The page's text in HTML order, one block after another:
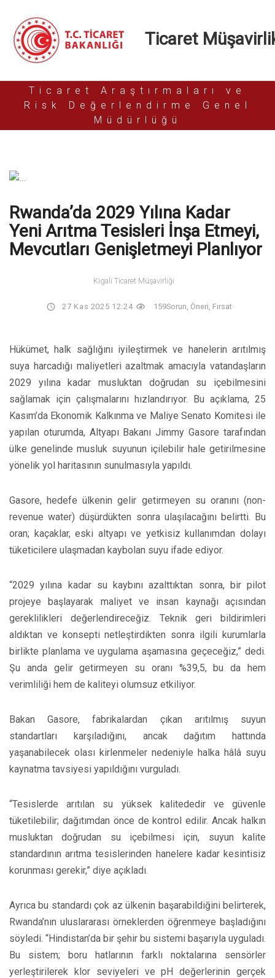
Ticaret
Ticaret Araştırmaları ve
Risk Değerlendirme Genel
Müdürlüğü
Rwanda’da 2029 Yılına Kadar
Yeni Arıtma Tesisleri İnşa Etmeyi,
Mevcutları Genişletmeyi Planlıyor
Kigali Ticaret Müşavirliği
27 Kas 2025 12:24 159Sorun, Öneri, Fırsat
Hükümet, halk sağlığını iyileştirmek ve hanelerin arıtılmış
suya harcadığı maliyetleri azaltmak amacıyla vatandaşların
2029 yılına kadar musluktan doğrudan su içebilmesini
sağlamak için çalışmalarını hızlandırıyor. Bu açıklama, 25
Kasım’da Ekonomik Kalkınma ve Maliye Senato Komitesi ile
yapılan oturumda, Altyapı Bakanı Jimmy Gasore tarafından
ülke genelinde musluk suyunun içilebilir hale getirilmesine
yönelik yol haritasının sunulmasıyla yapıldı.
Gasore, hedefe ülkenin gelir getirmeyen su oranını (non-
revenue water) düşürdükten sonra ulaşılacağını belirtti. Bu
oran; kaçaklar, eski altyapı ve yetkisiz kullanımdan dolayı
tüketicilere ulaşmadan kaybolan suyu ifade ediyor.
“2029 yılına kadar su kaybını azalttıktan sonra, bir pilot
projeye başlayarak maliyet ve insan kaynağı açısından
gereklilikleri değerlendireceğiz. Teknik geri bildirimleri
aldıktan ve konsepti netleştirdikten sonra ilgili kurumlarla
birlikte planlama ve uygulama aşamasına geçeceğiz,” dedi.
Şu anda gelir getirmeyen su oranı %39,5, bu da hem
verimliliği hem de kaliteyi olumsuz etkiliyor.
Bakan Gasore, fabrikalardan çıkan arıtılmış suyun
standartları karşıladığını, ancak dağıtım hattında
yaşanabilecek olası kirlenmeler nedeniyle halka hâlâ suyu
kaynatma tavsiyesi yapıldığını vurguladı.
“Tesislerde arıtılan su yüksek kalitededir ve güvenle
tüketilebilir; dağıtımdan önce de kontrol edilir. Ancak halkın
musluktan doğrudan su içebilmesi için, suyun kalite
standardının arıtma tesislerinden hanelere kadar kesintisiz
korunması gerekir,” diye açıkladı.
Ayrıca bu standardı çok az ülkenin başarabildiğini belirterek,
Rwanda’nın uluslararası örneklerden öğrenmeye başladığını
söyledi. “Hindistan’da bir şehir bu sistemi başarıyla uyguladı.
Bu sistem; boru hatlarının farklı noktalarına sensörler
yerleştirilerek klor seviyeleri ve pH değerlerinin gerçek